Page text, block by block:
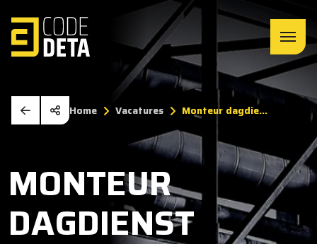
Home Vacatures Monteur dagdie...
MONTEUR
DAGDIENST